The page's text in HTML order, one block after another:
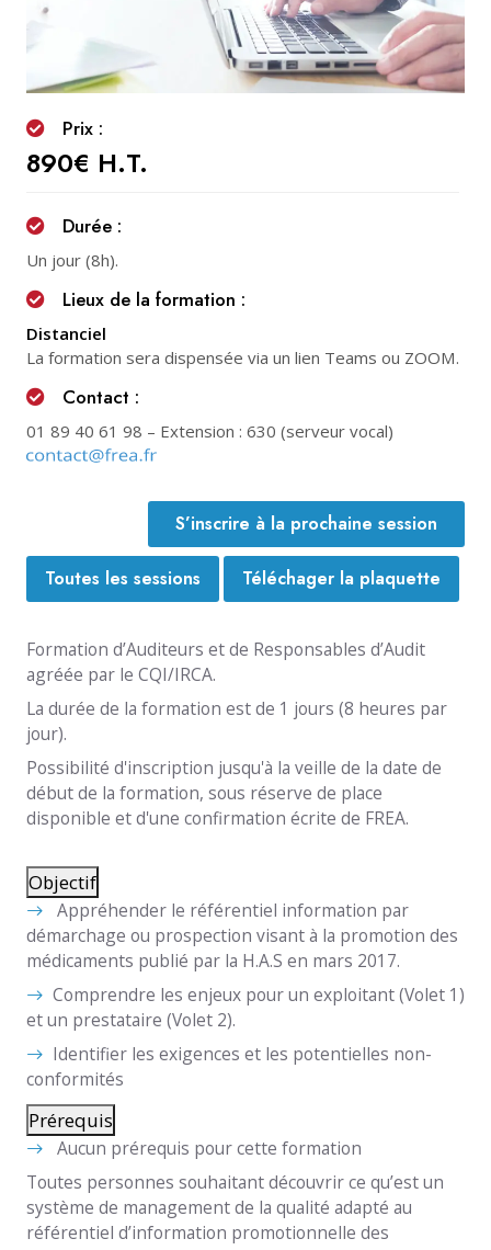
Prix :
890€ H.T.
Durée :
Un jour (8h).
Lieux de la formation :
Distanciel
La formation sera dispensée via un lien Teams ou ZOOM.
Contact :
01 89 40 61 98 – Extension : 630 (serveur vocal)
S’inscrire à la prochaine session
Toutes les sessions Téléchager la plaquette
Formation d’Auditeurs et de Responsables d’Audit
agréée par le CQI/IRCA.
La durée de la formation est de 1 jours (8 heures par
jour).
Possibilité d'inscription jusqu'à la veille de la date de
début de la formation, sous réserve de place
disponible et d'une confirmation écrite de FREA.
Objectif
Appréhender le référentiel information par
démarchage ou prospection visant à la promotion des
médicaments publié par la H.A.S en mars 2017.
Comprendre les enjeux pour un exploitant (Volet 1)
et un prestataire (Volet 2).
Identifier les exigences et les potentielles non-
conformités
Prérequis
Aucun prérequis pour cette formation
Toutes personnes souhaitant découvrir ce qu’est un
système de management de la qualité adapté au
référentiel d’information promotionnelle des